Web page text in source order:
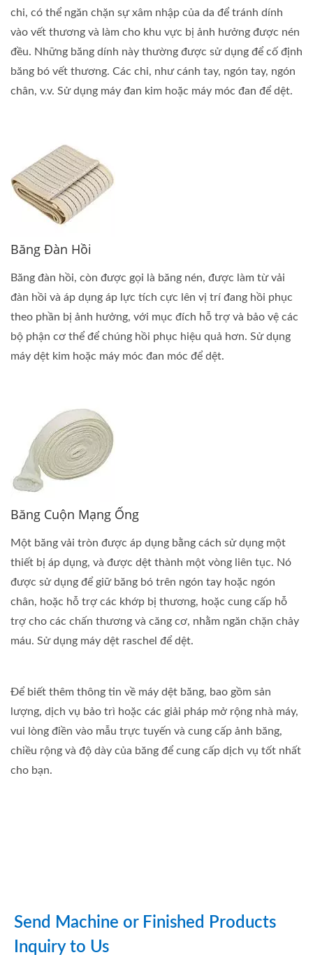
chi, có thể ngăn chặn sự xâm nhập của da để tránh dính
vào vết thương và làm cho khu vực bị ảnh hưởng được nén
đều. Những băng dính này thường được sử dụng để cố định
băng bó vết thương. Các chi, như cánh tay, ngón tay, ngón
chân, v.v. Sử dụng máy đan kim hoặc máy móc đan để dệt.
Băng Đàn Hồi
Băng đàn hồi, còn được gọi là băng nén, được làm từ vải
đàn hồi và áp dụng áp lực tích cực lên vị trí đang hồi phục
theo phần bị ảnh hưởng, với mục đích hỗ trợ và bảo vệ các
bộ phận cơ thể để chúng hồi phục hiệu quả hơn. Sử dụng
máy dệt kim hoặc máy móc đan móc để dệt.
Băng Cuộn Mạng Ống
Một băng vải tròn được áp dụng bằng cách sử dụng một
thiết bị áp dụng, và được dệt thành một vòng liên tục. Nó
được sử dụng để giữ băng bó trên ngón tay hoặc ngón
chân, hoặc hỗ trợ các khớp bị thương, hoặc cung cấp hỗ
trợ cho các chấn thương và căng cơ, nhằm ngăn chặn chảy
máu. Sử dụng máy dệt raschel để dệt.
Để biết thêm thông tin về máy dệt băng, bao gồm sản
lượng, dịch vụ bảo trì hoặc các giải pháp mở rộng nhà máy,
vui lòng điền vào mẫu trực tuyến và cung cấp ảnh băng,
chiều rộng và độ dày của băng để cung cấp dịch vụ tốt nhất
cho bạn.